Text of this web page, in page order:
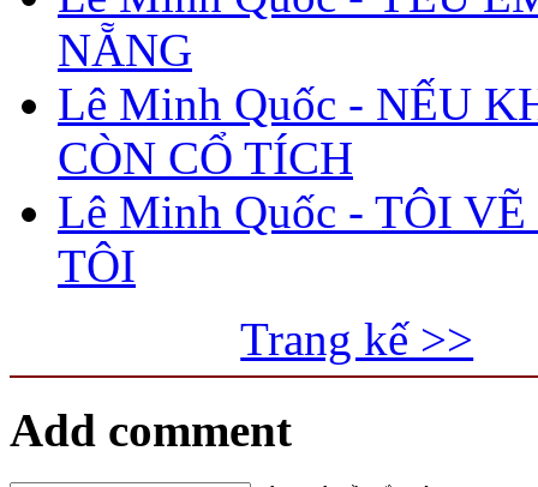
NẴNG
Lê Minh Quốc - NẾU
CÒN CỔ TÍCH
Lê Minh Quốc - TÔI
TÔI
Trang kế >>
Add comment